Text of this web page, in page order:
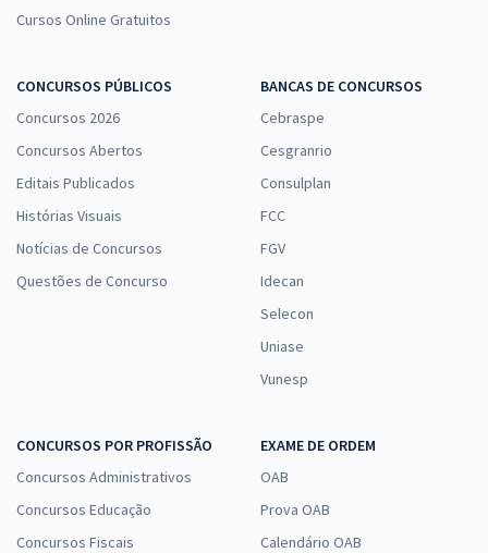
Comprar
TSE + TREs (Concurso Unificado) - Conhecimentos Específicos para
25,33
Economize R$ 75,98 (-20%)
Comprar
Cargo 2: Analista Judiciário - Área: Administrativa - Especialidade:
Contabilidade
à vista
Cursos Online Gratuitos
CONCURSOS PÚBLICOS
Concursos 2026
Concursos Abertos
Editais Publicados
Histórias Visuais
Notícias de Concursos
Questões de Concurso
BANCAS DE CONCURSOS
Cebraspe
Cesgranrio
Consulplan
FCC
FGV
Idecan
Selecon
Uniase
Vunesp
CONCURSOS POR PROFISSÃO
Concursos Administrativos
Concursos Educação
Concursos Fiscais
EXAME DE ORDEM
OAB
Prova OAB
Calendário OAB